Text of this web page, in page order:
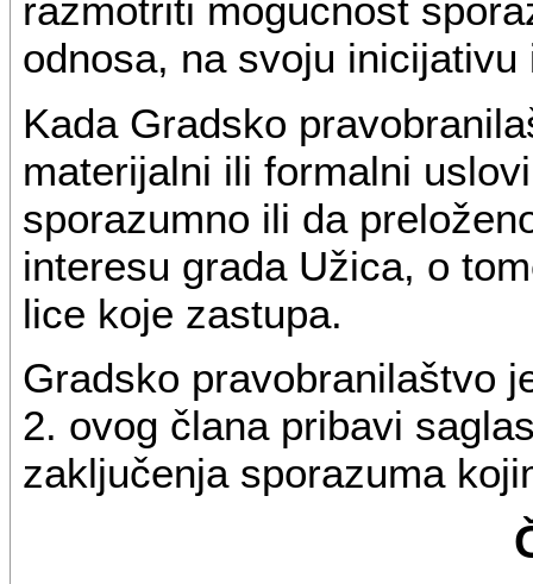
razmotriti mogućnost
odnosa, na svoju
Kada Gradsko
materijalni ili formalni
sporazumno ili da
interesu grada Užica, o
lice koje zastupa.
Gradsko pravobranilaštvo
2. ovog člana pribavi
zaključenja sporazuma